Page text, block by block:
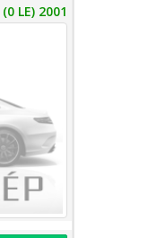
(0 LE) 2001